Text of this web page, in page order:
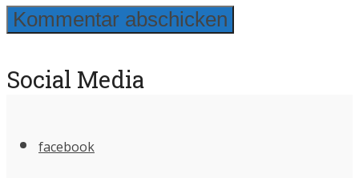
Social Media
facebook